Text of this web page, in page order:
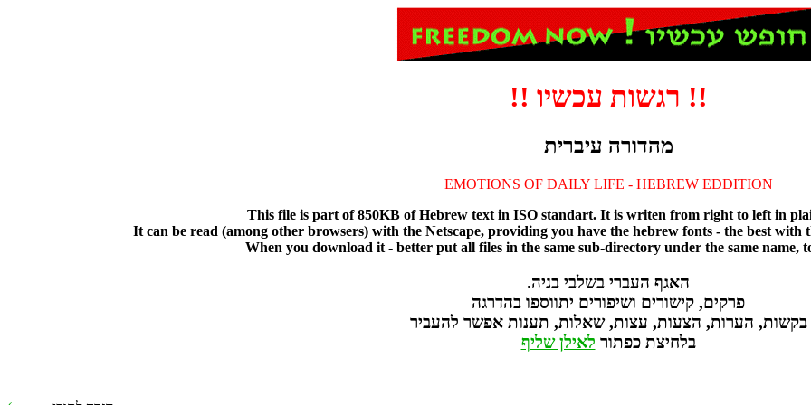
!! וישכע תושגר !!
תירביע הרודהמ
EMOTIONS OF DAILY LIFE - HEBREW EDDITION
This file is part of 850KB of Hebrew text in ISO standart. It is writen from right to left in
It can be read (among other browsers) with the Netscape, providing you have the hebrew fonts - the best
When you download it - better put all files in the same sub-directory under the same name,
.הינב יבלשב ירבעה ףגאה
הגרדהב ופסוותי םירופישו םירושיק ,םיקרפ
ריבעהל רשפא תונעת ,תולאש ,תוצע ,תועצה ,תורעה ,תושקב
ףילש ןליאל רותפכ תציחלב